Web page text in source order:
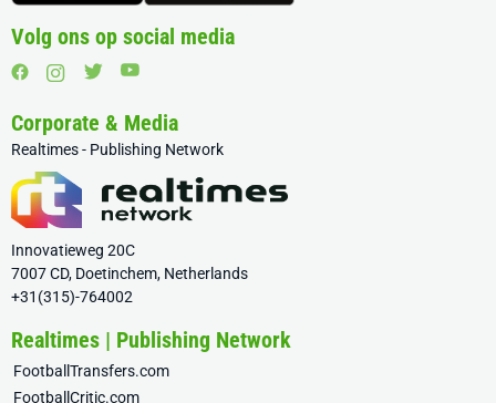
Volg ons op social media
Corporate & Media
Realtimes - Publishing Network
Innovatieweg 20C
7007 CD, Doetinchem, Netherlands
+31(315)-764002
Realtimes | Publishing Network
FootballTransfers.com
FootballCritic.com